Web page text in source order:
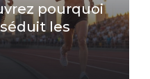
pourquoi
les